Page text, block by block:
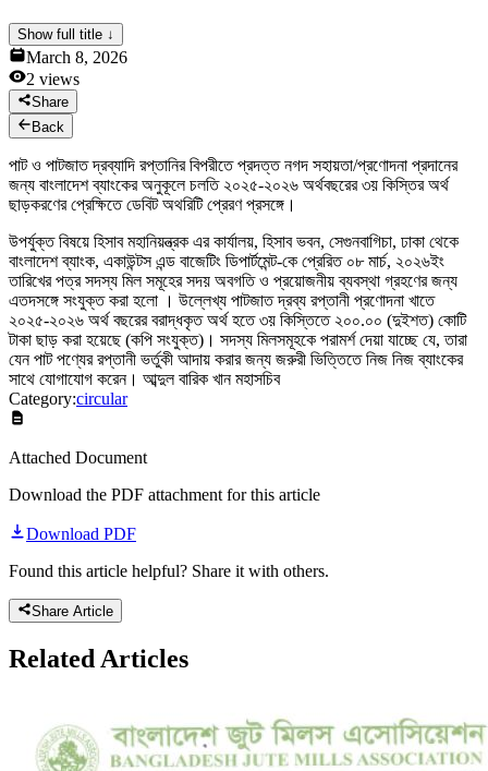
Show full title ↓
March 8, 2026
2 views
Share
Back
পাট ও পাটজাত দ্রব্যাদি রপ্তানির বিপরীতে প্রদত্ত নগদ সহায়তা/প্রণোদনা প্রদানের
জন্য বাংলাদেশ ব্যাংকের অনুকূলে চলতি ২০২৫-২০২৬ অর্থবছরের ৩য় কিস্তির অর্থ
ছাড়করণের প্রেক্ষিতে ডেবিট অথরিটি প্রেরণ প্রসঙ্গে।
উপর্যুক্ত বিষয়ে হিসাব মহানিয়ন্ত্রক এর কার্যালয়, হিসাব ভবন, সেগুনবাগিচা, ঢাকা থেকে
বাংলাদেশ ব্যাংক, একাউন্টস এন্ড বাজেটিং ডিপার্টমেন্ট-কে প্রেরিত ০৮ মার্চ, ২০২৬ইং
তারিখের পত্র সদস্য মিল সমূহের সদয় অবগতি ও প্রয়োজনীয় ব্যবস্থা গ্রহণের জন্য
এতদসঙ্গে সংযুক্ত করা হলো । উল্লেখ্য পাটজাত দ্রব্য রপ্তানী প্রণোদনা খাতে
২০২৫-২০২৬ অর্থ বছরের বরাদ্ধকৃত অর্থ হতে ৩য় কিস্তিতে ২০০.০০ (দুইশত) কোটি
টাকা ছাড় করা হয়েছে (কপি সংযুক্ত)। সদস্য মিলসমূহকে পরামর্শ দেয়া যাচ্ছে যে, তারা
যেন পাট পণ্যের রপ্তানী ভর্তুকী আদায় করার জন্য জরুরী ভিত্তিতে নিজ নিজ ব্যাংকের
সাথে যোগাযোগ করেন। আব্দুল বারিক খান মহাসচিব
Category:circular
Attached Document
Download the PDF attachment for this article
Download PDF
Found this article helpful? Share it with others.
Share Article
Related Articles